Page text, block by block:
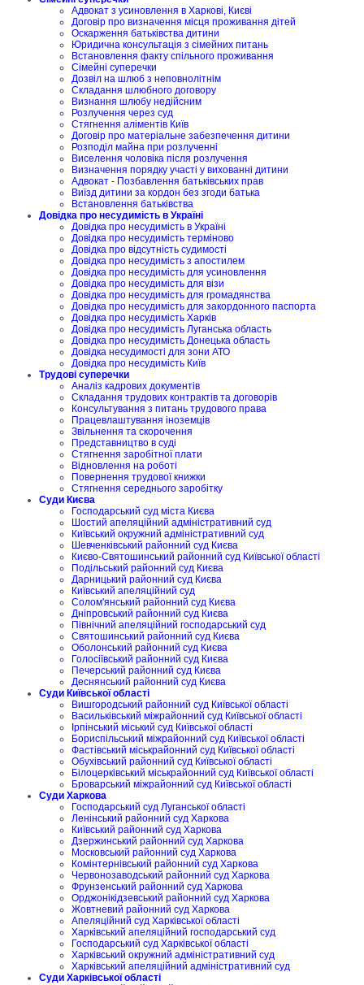
Адвокат з усиновлення в Харкові, Києві
Договір про визначення місця проживання дітей
Оскарження батьківства дитини
Юридична консультація з сімейних питань
Встановлення факту спільного проживання
Сімейні суперечки
Дозвіл на шлюб з неповнолітнім
Складання шлюбного договору
Визнання шлюбу недійсним
Розлучення через суд
Стягнення аліментів Київ
Договір про матеріальне забезпечення дитини
Розподіл майна при розлученні
Виселення чоловіка після розлучення
Визначення порядку участі у вихованні дитини
Адвокат - Позбавлення батьківських прав
Виїзд дитини за кордон без згоди батька
Встановлення батьківства
Довідка про несудимість в Україні
Довідка про несудимість в Україні
Довідка про несудимість терміново
Довідка про відсутність судимості
Довідка про несудимість з апостилем
Довідка про несудимість для усиновлення
Довідка про несудимість для візи
Довідка про несудимість для громадянства
Довідка про несудимість для закордонного паспорта
Довідка про несудимість Харків
Довідка про несудимість Луганська область
Довідка про несудимість Донецька область
Довідка несудимості для зони АТО
Довідка про несудимість Київ
Трудові суперечки
Аналіз кадрових документів
Складання трудових контрактів та договорів
Консультування з питань трудового права
Працевлаштування іноземців
Звільнення та скорочення
Представництво в суді
Стягнення заробітної плати
Відновлення на роботі
Повернення трудової книжки
Стягнення середнього заробітку
Суди Києва
Господарський суд міста Києва
Шостий апеляційний адміністративний суд
Київський окружний адміністративний суд
Шевченківський районний суд Києва
Києво-Святошинський районний суд Київської області
Подільський районний суд Києва
Дарницький районний суд Києва
Київський апеляційний суд
Солом'янський районний суд Києва
Дніпровський районний суд Києва
Північний апеляційний господарський суд
Святошинський районний суд Києва
Оболонський районний суд Києва
Голосіївський районний суд Києва
Печерський районний суд Києва
Деснянський районний суд Києва
Суди Київської області
Вишгородський районний суд Київської області
Васильківський міжрайонний суд Київської області
Ірпінський міський суд Київської області
Бориспільський міжрайонний суд Київської області
Фастівський міськрайонний суд Київської області
Обухівський районний суд Київської області
Білоцерківський міськрайонний суд Київської області
Броварський міжрайонний суд Київської області
Суди Харкова
Господарський суд Луганської області
Ленінський районний суд Харкова
Київський районний суд Харкова
Дзержинський районний суд Харкова
Московський районний суд Харкова
Комінтернівський районний суд Харкова
Червонозаводський районний суд Харкова
Фрунзенський районний суд Харкова
Орджонікідзевський районний суд Харкова
Жовтневий районний суд Харкова
Апеляційний суд Харківської області
Харківський апеляційний господарський суд
Господарський суд Харківської області
Харківський окружний адміністративний суд
Харківський апеляційний адміністративний суд
Суди Харківської області